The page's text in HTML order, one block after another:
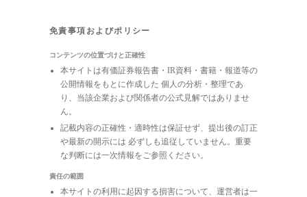
免責事項およびポリシー
コンテンツの位置づけと正確性
本サイトは有価証券報告書・IR資料・書籍・報道等の
公開情報をもとに作成した 個人の分析・整理であ
り、当該企業および関係者の公式見解ではありませ
ん。
記載内容の正確性・適時性は保証せず、提出後の訂正
や最新の開示には 必ずしも追従していません。重要
な判断には一次情報をご参照ください。
責任の範囲
本サイトの利用に起因する損害について、運営者は一